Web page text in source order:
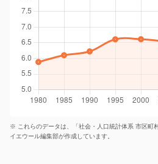
※ これらのデータは、「社会・人口統計体系 市区町
イエウール編集部が作成しています。